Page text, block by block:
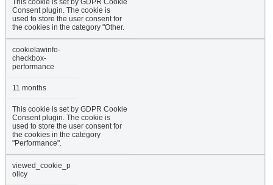
This cookie is set by GDPR Cookie
Consent plugin. The cookie is
used to store the user consent for
the cookies in the category "Other.
cookielawinfo-
checkbox-
performance
11 months
This cookie is set by GDPR Cookie
Consent plugin. The cookie is
used to store the user consent for
the cookies in the category
"Performance".
viewed_cookie_p
olicy